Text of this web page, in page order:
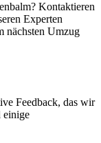
Kontaktieren
Experten
nächsten Umzug
Feedback, das wir
einige